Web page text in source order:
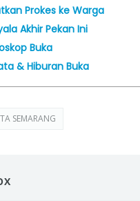
Prokes ke Warga
Akhir Pekan Ini
Buka
& Hiburan Buka
SEMARANG